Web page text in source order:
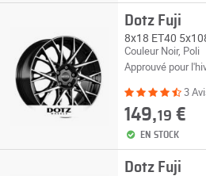
Dotz Fuji
8x18 ET40
Couleur Noir, Poli
Approuvé pour
3
149,19 €
EN STOCK
Dotz Fuji